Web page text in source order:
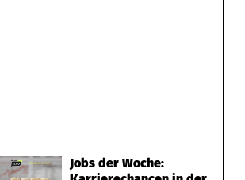
Jobs der Woche: